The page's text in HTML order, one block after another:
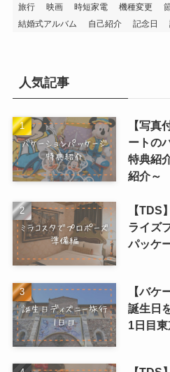
旅行
映画 時短家電 機種変更
結婚式アルバム
自己紹介 記念日
人気記事
【写真
ートの
特典紹
紹介～
【TDS
ライズ
パッケ
【バケ
誕生日
1日目